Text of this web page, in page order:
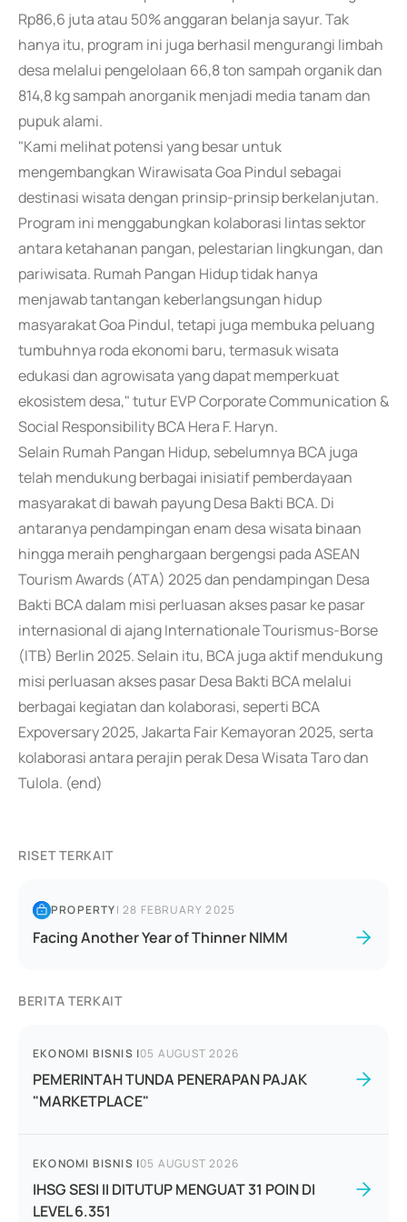
Rp86,6 juta atau 50% anggaran belanja sayur. Tak
hanya itu, program ini juga berhasil mengurangi limbah
desa melalui pengelolaan 66,8 ton sampah organik dan
814,8 kg sampah anorganik menjadi media tanam dan
pupuk alami.
"Kami melihat potensi yang besar untuk
mengembangkan Wirawisata Goa Pindul sebagai
destinasi wisata dengan prinsip-prinsip berkelanjutan.
Program ini menggabungkan kolaborasi lintas sektor
antara ketahanan pangan, pelestarian lingkungan, dan
pariwisata. Rumah Pangan Hidup tidak hanya
menjawab tantangan keberlangsungan hidup
masyarakat Goa Pindul, tetapi juga membuka peluang
tumbuhnya roda ekonomi baru, termasuk wisata
edukasi dan agrowisata yang dapat memperkuat
ekosistem desa," tutur EVP Corporate Communication &
Social Responsibility BCA Hera F. Haryn.
Selain Rumah Pangan Hidup, sebelumnya BCA juga
telah mendukung berbagai inisiatif pemberdayaan
masyarakat di bawah payung Desa Bakti BCA. Di
antaranya pendampingan enam desa wisata binaan
hingga meraih penghargaan bergengsi pada ASEAN
Tourism Awards (ATA) 2025 dan pendampingan Desa
Bakti BCA dalam misi perluasan akses pasar ke pasar
internasional di ajang Internationale Tourismus-Borse
(ITB) Berlin 2025. Selain itu, BCA juga aktif mendukung
misi perluasan akses pasar Desa Bakti BCA melalui
berbagai kegiatan dan kolaborasi, seperti BCA
Expoversary 2025, Jakarta Fair Kemayoran 2025, serta
kolaborasi antara perajin perak Desa Wisata Taro dan
Tulola. (end)
RISET TERKAIT
PROPERTY|28 FEBRUARY 2025
Facing Another Year of Thinner NIMM
BERITA TERKAIT
EKONOMI BISNIS |05 AUGUST 2026
PEMERINTAH TUNDA PENERAPAN PAJAK
"MARKETPLACE"
EKONOMI BISNIS |05 AUGUST 2026
IHSG SESI II DITUTUP MENGUAT 31 POIN DI
LEVEL 6.351